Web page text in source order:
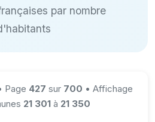
par nombre
Page 427 sur 700 • Affichage
21 301à 21 350